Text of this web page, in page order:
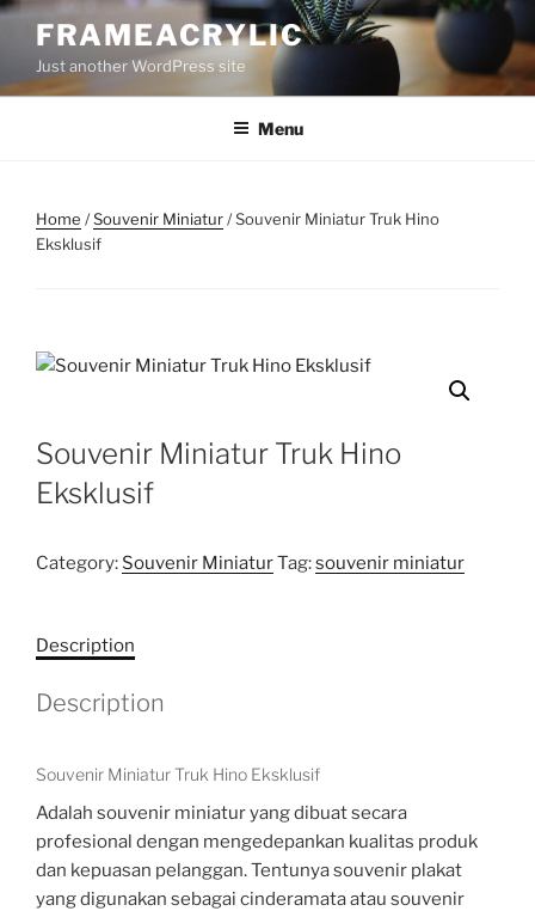
Skip
content
FRAMEACRYLIC
Just another WordPress site
Menu
Home /Souvenir Miniatur/ Souvenir Miniatur Truk Hino
Eksklusif
Souvenir Miniatur Truk Hino
Eksklusif
Category: Souvenir MiniaturTag:souvenir miniatur
Description
Description
Souvenir Miniatur Truk Hino Eksklusif
Adalah souvenir miniatur yang dibuat secara
profesional dengan mengedepankan kualitas produk
dan kepuasan pelanggan. Tentunya souvenir plakat
yang digunakan sebagai cinderamata atau souvenir